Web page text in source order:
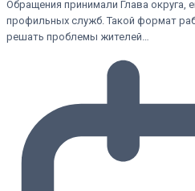
Обращения принимали Глава округа,
профильных служб. Такой формат
решать проблемы жителей…